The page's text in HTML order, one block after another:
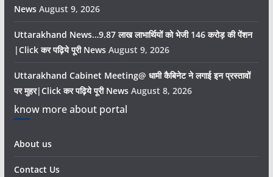
News August 9, 2026
Uttarakhand News…9.87 लाख लाभार्थियों को भेजी 146 करोड़ की पेंशन
|Click कर पढ़िये पूरी News August 9, 2026
Uttarakhand Cabinet Meeting@ धामी कैबिनेट ने लगाई इन प्रस्तावों
पर मुहर|Click कर पढ़िये पूरी News August 8, 2026
know more about portal
About us
Contact Us